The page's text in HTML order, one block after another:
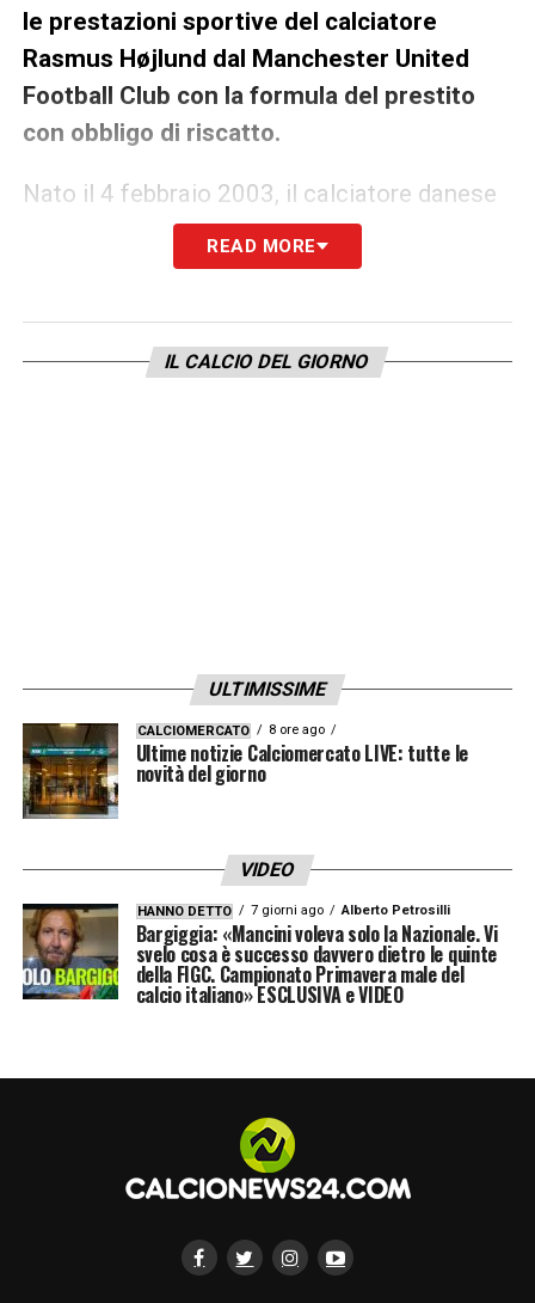
le prestazioni sportive del calciatore
Rasmus Højlund dal Manchester United
Football Club con la formula del prestito
con obbligo di riscatto.
Nato il 4 febbraio 2003, il calciatore danese
è cresciuto nelle giovanili del Brøndby,
Holbæk e FC Copenhagen. Dopo un anno con
nell’agosto 2022, disputando 34 partite e
segnando 10 gol. Nella stagione successiva
READ MORE
IL CALCIO DEL GIORNO
ULTIMISSIME
CALCIOMERCATO 8 ore ago
Ultime notizie Calciomercato LIVE: tutte le
novità del giorno
VIDEO
HANNO DETTO 7 giorni ago Alberto Petrosilli
Bargiggia: «Mancini voleva solo la Nazionale. Vi
svelo cosa è successo davvero dietro le quinte
della FIGC. Campionato Primavera male del
calcio italiano» ESCLUSIVA e VIDEO